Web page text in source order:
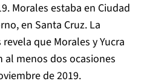
Morales estaba en Ciudad
en Santa Cruz. La
que Morales y Yucra
menos dos ocasiones
de 2019.